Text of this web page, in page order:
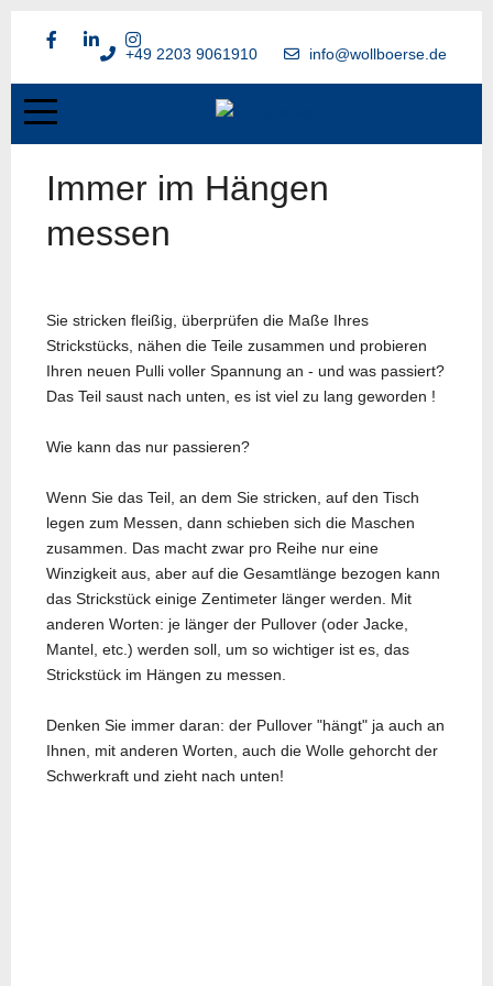
+49 2203 9061910 info@wollboerse.de
Immer im Hängen
messen
Sie stricken fleißig, überprüfen die Maße Ihres
Strickstücks, nähen die Teile zusammen und probieren
Ihren neuen Pulli voller Spannung an - und was passiert?
Das Teil saust nach unten, es ist viel zu lang geworden !
Wie kann das nur passieren?
Wenn Sie das Teil, an dem Sie stricken, auf den Tisch
legen zum Messen, dann schieben sich die Maschen
zusammen. Das macht zwar pro Reihe nur eine
Winzigkeit aus, aber auf die Gesamtlänge bezogen kann
das Strickstück einige Zentimeter länger werden. Mit
anderen Worten: je länger der Pullover (oder Jacke,
Mantel, etc.) werden soll, um so wichtiger ist es, das
Strickstück im Hängen zu messen.
Denken Sie immer daran: der Pullover "hängt" ja auch an
Ihnen, mit anderen Worten, auch die Wolle gehorcht der
Schwerkraft und zieht nach unten!